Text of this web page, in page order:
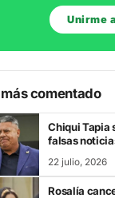
Unirme
más comentado
Chiqui Tapia
falsas
22 julio, 2026
Rosalía